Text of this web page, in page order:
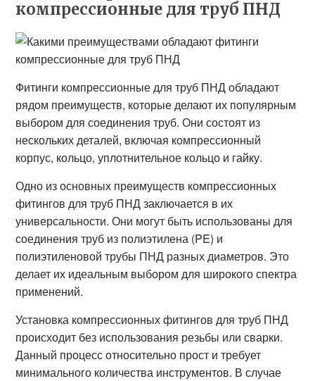
компрессионные для труб ПНД
Фитинги компрессионные для труб ПНД обладают
рядом преимуществ, которые делают их популярным
выбором для соединения труб. Они состоят из
нескольких деталей, включая компрессионный
корпус, кольцо, уплотнительное кольцо и гайку.
Одно из основных преимуществ компрессионных
фитингов для труб ПНД заключается в их
универсальности. Они могут быть использованы для
соединения труб из полиэтилена (PE) и
полиэтиленовой трубы ПНД разных диаметров. Это
делает их идеальным выбором для широкого спектра
применений.
Установка компрессионных фитингов для труб ПНД
происходит без использования резьбы или сварки.
Данный процесс относительно прост и требует
минимального количества инструментов. В случае